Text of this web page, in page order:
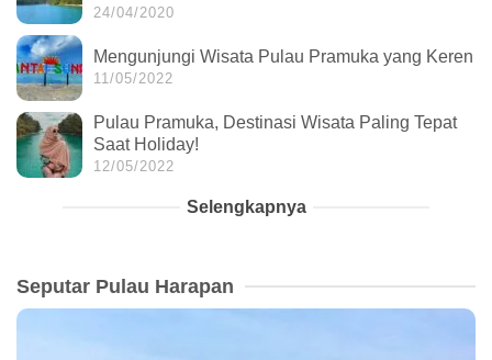
24/04/2020
Mengunjungi Wisata Pulau Pramuka yang Keren
11/05/2022
Pulau Pramuka, Destinasi Wisata Paling Tepat
Saat Holiday!
12/05/2022
Selengkapnya
Seputar Pulau Harapan